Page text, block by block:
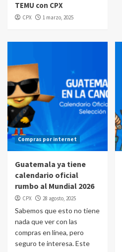
TEMU con CPX
CPX 1 marzo, 2025
Compras por internet
Guatemala ya tiene
calendario oficial
rumbo al Mundial 2026
CPX 28 agosto, 2025
Sabemos que esto no tiene
nada que ver con las
compras en línea, pero
seguro te interesa. Este